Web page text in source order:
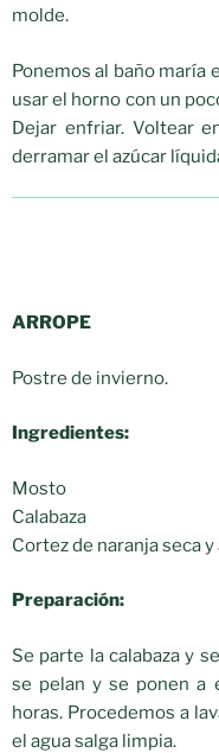
molde.
Ponemos al baño maría
usar el horno con un
Dejar enfriar. Voltear
derramar el azúcar
ARROPE
Postre de invierno.
Ingredientes:
Mosto
Calabaza
Cortez de naranja seca y
Preparación:
Se parte la calabaza y
se pelan y se ponen a
horas. Procedemos a
el agua salga limpia.